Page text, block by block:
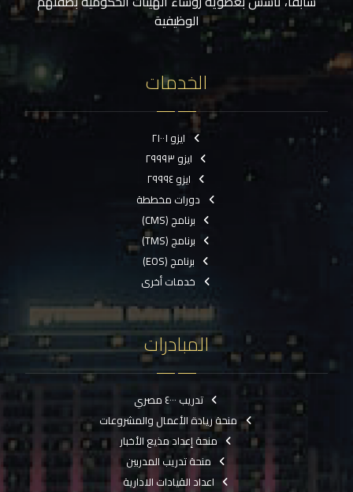
الوظيفية
الخدمات
ايزو ٢١٠٠١
ايزو ٢٩٩٩٣
ايزو ٢٩٩٩٤
دورات مخططة
برنامج (CMS)
برنامج (TMS)
برنامج (EOS)
خدمات أخرى
المبادرات
تدريب ٤٠٠٠ مصري
منحة ريادة الأعمال والمشروعات
منحة إعداد مذيع الأخبار
منحة تدريب المدربين
اعداد القيادات الادارية